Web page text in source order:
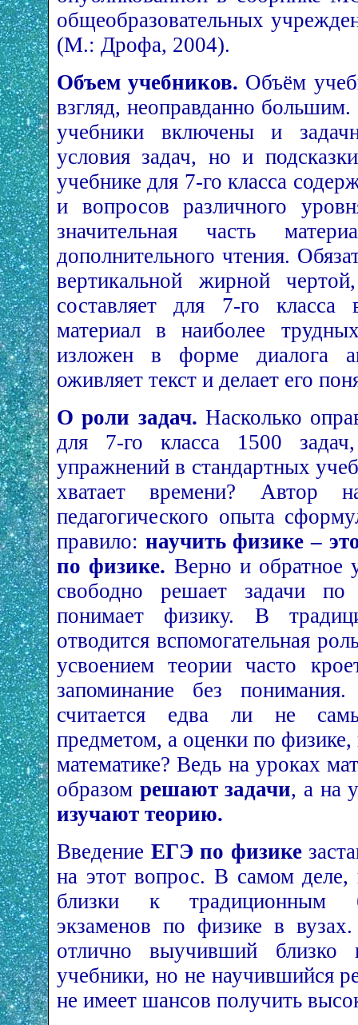
общеобразовательных
(М.: Дрофа, 2004).
Объем учебников. Объём
взгляд, неоправданно
учебники включены и
условия задач, но и
учебнике для 7-го класса
и вопросов различного
значительная часть
дополнительного чтения.
вертикальной жирной
составляет для 7-го
материал в наиболее
изложен в форме диалога
оживляет текст и делает его
О роли задач. Насколько
для 7-го класса 1500
упражнений в стандартных
хватает времени? Автор
педагогического опыта
правило: научить физике –
по физике. Верно и обратное
свободно решает задачи
понимает физику. В
отводится вспомогательная
усвоением теории часто
запоминание без
считается едва ли не
предметом, а оценки по
математике? Ведь на уроках
образом решают задачи, а на
изучают теорию.
Введение ЕГЭ по физике
на этот вопрос. В самом
близки к традиционным
экзаменов по физике в
отлично выучивший
учебники, но не научившийся
не имеет шансов получить